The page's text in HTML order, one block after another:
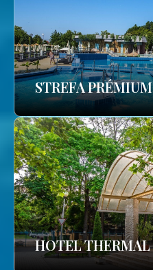
STREFA PRÉMIUM
HOTEL THERMAL